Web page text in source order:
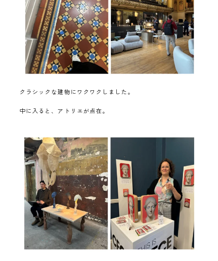
クラシックな建物にワクワクしました。
中に入ると、アトリエが点在。